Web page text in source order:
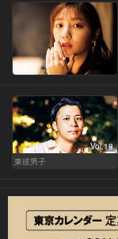
Vol.19
東彼男子